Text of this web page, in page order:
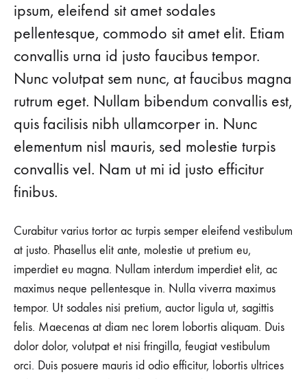
ipsum, eleifend sit amet sodales
pellentesque, commodo sit amet elit. Etiam
convallis urna id justo faucibus tempor.
Nunc volutpat sem nunc, at faucibus magna
rutrum eget. Nullam bibendum convallis est,
quis facilisis nibh ullamcorper in. Nunc
elementum nisl mauris, sed molestie turpis
convallis vel. Nam ut mi id justo efficitur
finibus.
Curabitur varius tortor ac turpis semper eleifend vestibulum
at justo. Phasellus elit ante, molestie ut pretium eu,
imperdiet eu magna. Nullam interdum imperdiet elit, ac
maximus neque pellentesque in. Nulla viverra maximus
tempor. Ut sodales nisi pretium, auctor ligula ut, sagittis
felis. Maecenas at diam nec lorem lobortis aliquam. Duis
dolor dolor, volutpat et nisi fringilla, feugiat vestibulum
orci. Duis posuere mauris id odio efficitur, lobortis ultrices